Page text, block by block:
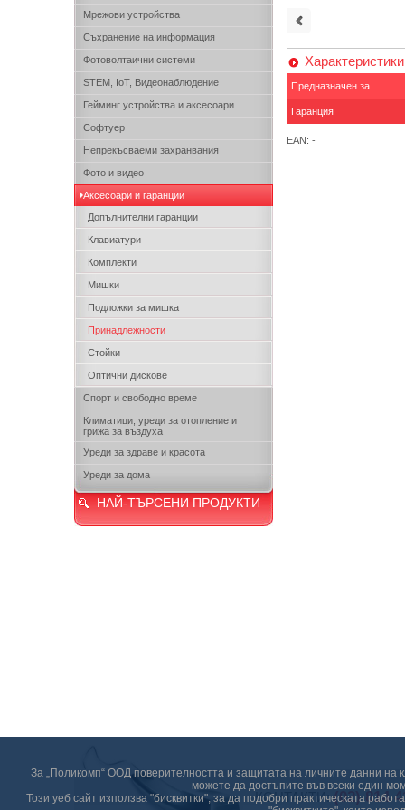
За „Поликомп“ ООД поверителността и защитата на личните данни на
можете да достъпите във всеки един
Този уеб сайт използва "бисквитки", за да подобри практическата
Мрежови устройства
Съхранение на информация
Фотоволтаични системи
STEM, IoT, Видеонаблюдение
Гейминг устройства и аксесоари
Софтуер
Непрекъсваеми захранвания
Фото и видео
Аксесоари и гаранции
Допълнителни гаранции
Клавиатури
Комплекти
Мишки
Подложки за мишка
Принадлежности
Стойки
Оптични дискове
Спорт и свободно време
Климатици, уреди за отопление и
грижа за въздуха
Уреди за здраве и красота
Уреди за дома
НАЙ-ТЪРСЕНИ ПРОДУКТИ
Характеристики
Предназначен за
Гаранция
EAN: -
КОНТАКТИ: (02) 814